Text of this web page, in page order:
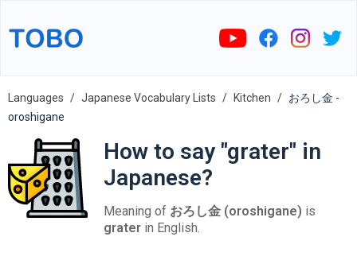
Languages Japanese Vocabulary Lists Kitchen
おろし金 -
oroshigane
How to say "grater" in
Japanese?
Meaning of おろし金 (oroshigane) is
grater in English.